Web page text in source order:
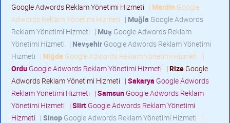
Google Adwords Reklam Yönetimi Hizmeti | Mardin Google
Adwords Reklam Yönetimi Hizmeti | Muğla Google Adwords
Reklam Yönetimi Hizmeti | Muş Google Adwords Reklam
Yönetimi Hizmeti | Nevşehir Google Adwords Reklam Yönetimi
Hizmeti | Niğde Google Adwords Reklam Yönetimi Hizmeti |
Ordu Google Adwords Reklam Yönetimi Hizmeti | Rize Google
Adwords Reklam Yönetimi Hizmeti | Sakarya Google Adwords
Reklam Yönetimi Hizmeti | Samsun Google Adwords Reklam
Yönetimi Hizmeti | Siirt Google Adwords Reklam Yönetimi
Hizmeti | Sinop Google Adwords Reklam Yönetimi Hizmeti |